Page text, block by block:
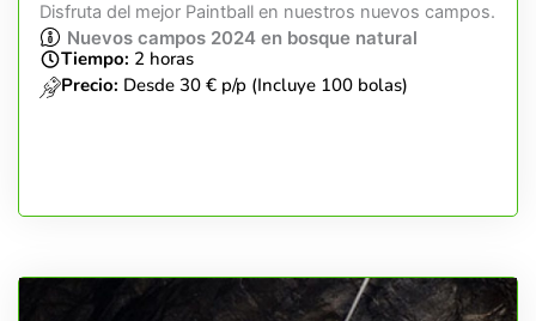
Disfruta del mejor Paintball en nuestros nuevos campos.
Nuevos campos 2024 en bosque natural
Tiempo: 2 horas
Precio: Desde 30 € p/p (Incluye 100 bolas)